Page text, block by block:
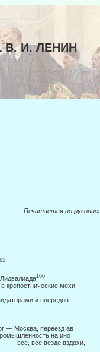
В. И. ЛЕНИН
по
166
крепостнические мехи.
и впередов­
— Москва, переезд ав­
на ино­
все, все везде вздохи,